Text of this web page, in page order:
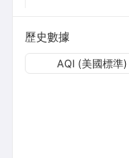
歷史數據
AQI (美國標準)